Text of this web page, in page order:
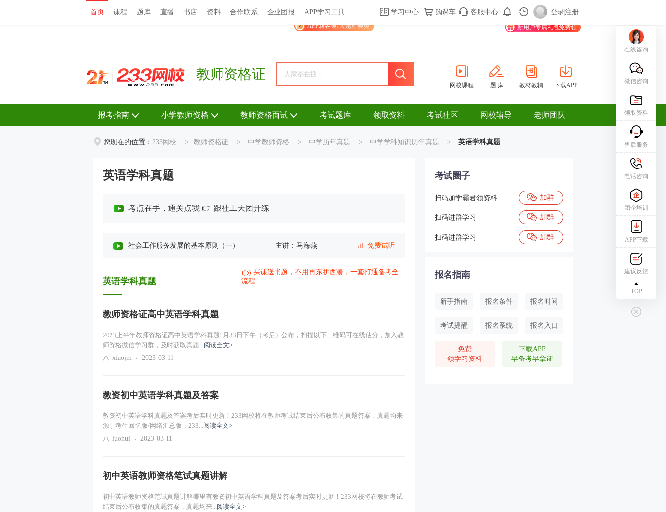
首页 课程 题库 直播 书店 资料 合作联系 企业团报 APP学习工具 学习中心 购课车 客服中心 登录|注册
首页 课程 题库 直播 书店 资料 关于我们 帮助中心 APP学习工具
APP新客领7天题库会员
渠道合作 企业团报 购课车 登录/注册
新用户专属礼包免费领
教师资格证
网校课程 题 库 教材教辅 下载APP
报考指南 小学教师资格 教师资格面试 考试题库 领取资料 考试社区 网校辅导 老师团队
您现在的位置： 233网校 > 教师资格证 > 中学教师资格 > 中学历年真题 > 中学学科知识历年真题 > 英语学科真题
英语学科真题
考点在手，通关点我 👉 跟社工天团开练
社会工作服务专业价值观与道德规范（一）
小组社会工作服务方法（一）
课程导学
英语学科真题
买课送书题，不用再东拼西凑，一套打通备考全
流程
教师资格证高中英语学科真题
2023上半年教师资格证高中英语学科真题3月33日下午（考后）公布，扫描以下二维码可在线估分，加入教
师资格微信学习群，及时获取真题...阅读全文>
xiaojm
2023-03-11
教资初中英语学科真题及答案
教资初中英语学科真题及答案考后实时更新！233网校将在教师考试结束后公布收集的真题答案，真题均来
源于考生回忆版/网络汇总版，233...阅读全文>
luohui
2023-03-11
初中英语教师资格笔试真题讲解
初中英语教师资格笔试真题讲解哪里有教资初中英语学科真题及答案考后实时更新！233网校将在教师考试
结束后公布收集的真题答案，真题均来...阅读全文>
考试圈子
扫码加学霸君领资料
扫码进群学习
扫码进群学习
报名指南
新手指南 报名条件 报名时间
考试提醒 报名系统 报名入口
免费
领学习资料
下载APP
早备考早拿证
在线咨询
微信咨询
领取资料
售后服务
电话咨询
团企培训
APP下载
建议反馈
TOP